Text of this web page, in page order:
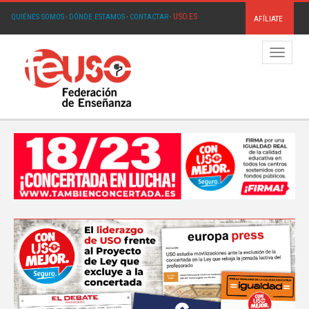
QUIÉNES SOMOS· DÓNDE ESTAMOS· CONTACTAR· USO.ES AFÍLIATE
Menú